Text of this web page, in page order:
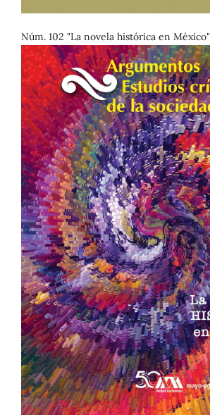
Núm. 102 "La novela histórica en México"